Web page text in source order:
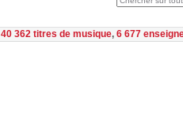
40 362 titres de musique, 6 677